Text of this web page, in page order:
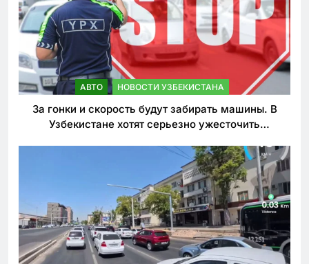
АВТО НОВОСТИ УЗБЕКИСТАНА
За гонки и скорость будут забирать машины. В
Узбекистане хотят серьезно ужесточить